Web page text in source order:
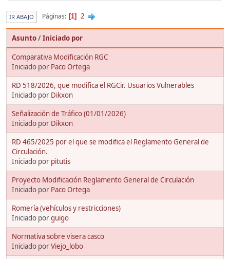
IR ABAJO Páginas 1 2
Asunto/Iniciado por
Comparativa Modificación RGC
Iniciado por Paco Ortega
RD 518/2026, que modifica el RGCir. Usuarios Vulnerables
Iniciado por Dikxon
Señalización de Tráfico (01/01/2026)
Iniciado por Dikxon
RD 465/2025 por el que se modifica el Reglamento General de
Circulación.
Iniciado por pitutis
Proyecto Modificación Reglamento General de Circulación
Iniciado por Paco Ortega
Romería (vehículos y restricciones)
Iniciado porguigo
Normativa sobre visera casco
Iniciado porViejo_lobo